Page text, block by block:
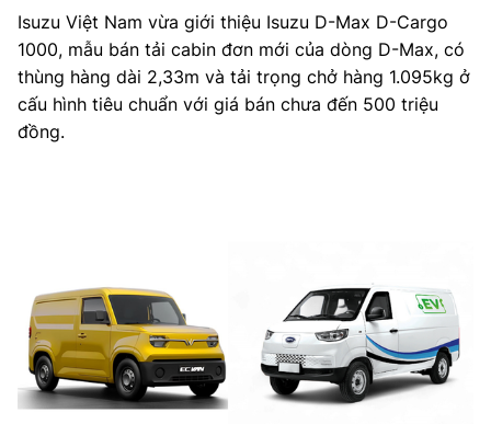
Isuzu Việt Nam vừa giới thiệu Isuzu D-Max D-Cargo
1000, mẫu bán tải cabin đơn mới của dòng D-Max, có
thùng hàng dài 2,33m và tải trọng chở hàng 1.095kg ở
cấu hình tiêu chuẩn với giá bán chưa đến 500 triệu
đồng.